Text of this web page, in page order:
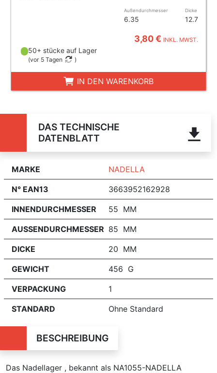
Außendurchmesser
6.35
Dicke
12.7
3,80 € INKL. MWST.
50+ stücke auf Lager
(vor 5 Tagen )
IN DEN WARENKORB
DAS TECHNISCHE
DATENBLATT
MARKE NADELLA
N° EAN13 3663952162928
INNENDURCHMESSER 55 MM
AUSSENDURCHMESSER 85 MM
DICKE 20 MM
GEWICHT 456 G
VERPACKUNG 1
STANDARD Ohne Standard
BESCHREIBUNG
Das Nadellager , bekannt als NA1055-NADELLA